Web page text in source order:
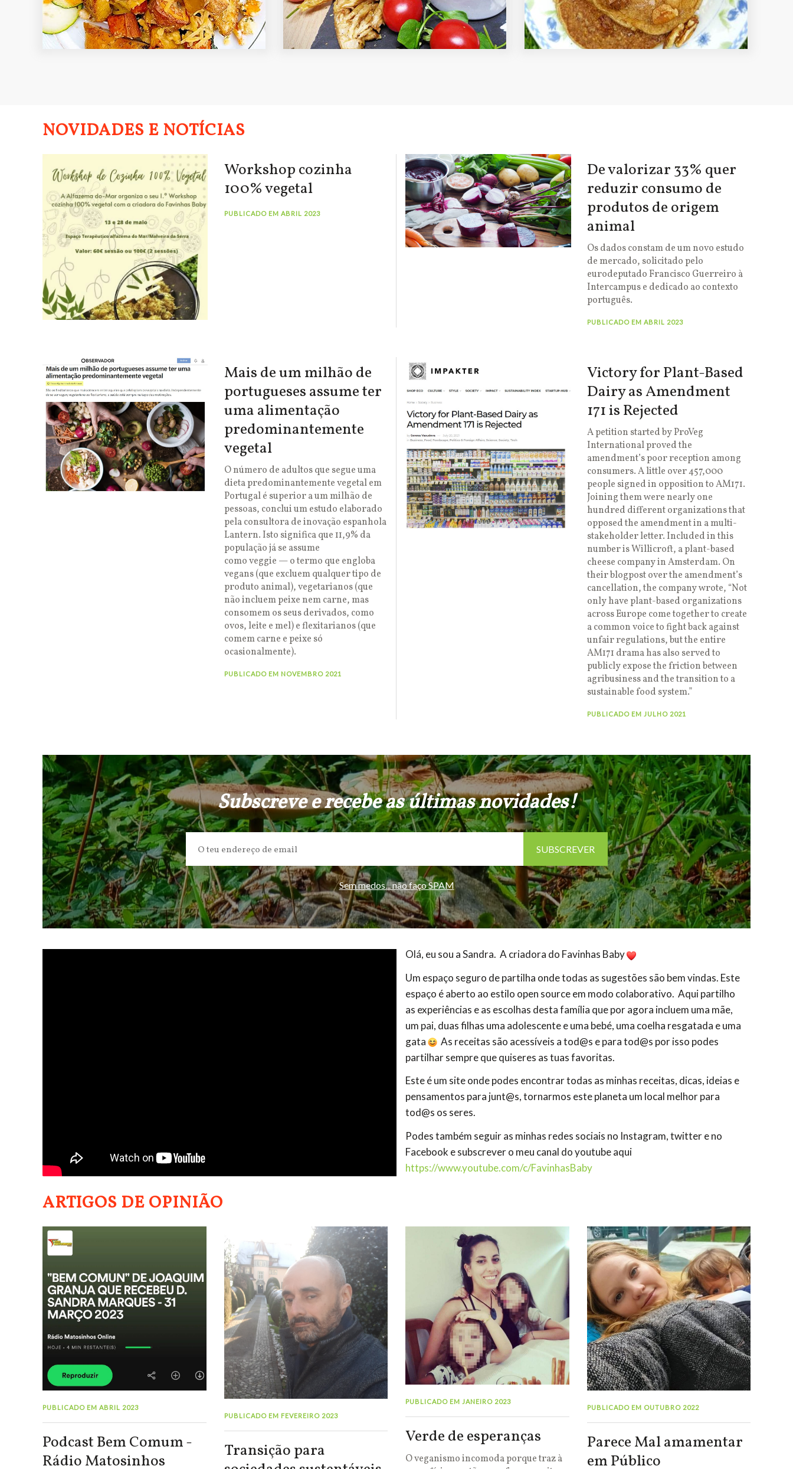
NOVIDADES E NOTÍCIAS
Workshop cozinha
100% vegetal
PUBLICADO EM ABRIL 2023
De valorizar 33% quer
reduzir consumo de
produtos de origem
animal
Os dados constam de um novo estudo
de mercado, solicitado pelo
eurodeputado Francisco Guerreiro à
Intercampus e dedicado ao contexto
português.
PUBLICADO EM ABRIL 2023
Mais de um milhão de
portugueses assume ter
uma alimentação
predominantemente
vegetal
O número de adultos que segue uma
dieta predominantemente vegetal em
Portugal é superior a um milhão de
pessoas, conclui um estudo elaborado
pela consultora de inovação espanhola
Lantern. Isto significa que 11,9% da
população já se assume
como veggie — o termo que engloba
vegans (que excluem qualquer tipo de
produto animal), vegetarianos (que
não incluem peixe nem carne, mas
consomem os seus derivados, como
ovos, leite e mel) e flexitarianos (que
comem carne e peixe só
ocasionalmente).
PUBLICADO EM NOVEMBRO 2021
Victory for Plant-Based
Dairy as Amendment
171 is Rejected
A petition started by ProVeg
International proved the
amendment’s poor reception among
consumers. A little over 457,000
people signed in opposition to AM171.
Joining them were nearly one
hundred different organizations that
opposed the amendment in a multi-
stakeholder letter. Included in this
number is Willicroft, a plant-based
cheese company in Amsterdam. On
their blogpost over the amendment’s
cancellation, the company wrote, “Not
only have plant-based organizations
across Europe come together to create
a common voice to fight back against
unfair regulations, but the entire
AM171 drama has also served to
publicly expose the friction between
agribusiness and the transition to a
sustainable food system.”
PUBLICADO EM JULHO 2021
Subscreve e recebe as últimas novidades!
Sem medos... não faço SPAM
Olá, eu sou a Sandra. A criadora do Favinhas Baby
Um espaço seguro de partilha onde todas as sugestões são bem vindas. Este
espaço é aberto ao estilo open source em modo colaborativo. Aqui partilho
as experiências e as escolhas desta família que por agora incluem uma mãe,
um pai, duas filhas uma adolescente e uma bebé, uma coelha resgatada e uma
gata
As receitas são acessíveis a tod@s e para tod@s por isso podes
partilhar sempre que quiseres as tuas favoritas.
Este é um site onde podes encontrar todas as minhas receitas, dicas, ideias e
pensamentos para junt@s, tornarmos este planeta um local melhor para
tod@s os seres.
Podes também seguir as minhas redes sociais no Instagram, twitter e no
Facebook e subscrever o meu canal do youtube aqui
https://www.youtube.com/c/FavinhasBaby
ARTIGOS DE OPINIÃO
PUBLICADO EM ABRIL 2023
Podcast Bem Comum -
Rádio Matosinhos
PUBLICADO EM FEVEREIRO 2023
Transição para
PUBLICADO EM JANEIRO 2023
Verde de esperanças
O veganismo incomoda porque traz à
PUBLICADO EM OUTUBRO 2022
Parece Mal amamentar
em Público